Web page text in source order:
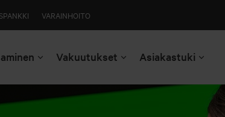
VARAINHOITO
Vakuutukset Asiakastuki